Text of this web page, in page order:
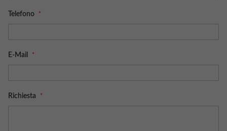
Telefono
E-Mail
Richiesta